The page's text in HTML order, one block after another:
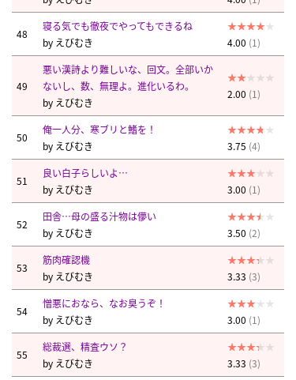
48
寝る気でも徹夜でやってもできるね
by えびむき 4.00 (1)
49
悪い漢詩より難しいな、回文。全部いか
ないし、数、無理よ。進化いるわ。
by えびむき
2.00 (1)
50
俺一人分、寒ブリと鰭を！
by えびむき 3.75 (4)
51
良い白子らしいよ…
by えびむき 3.00 (1)
52
田舎…母の盛る汁物は儚い
by えびむき 3.50 (2)
53
筋肉確認機
by えびむき 3.33 (3)
54
憎悪におなら、なお臭うぞ！
by えびむき 3.00 (1)
55
総裁選、精査ウソ？
by えびむき 3.33 (3)